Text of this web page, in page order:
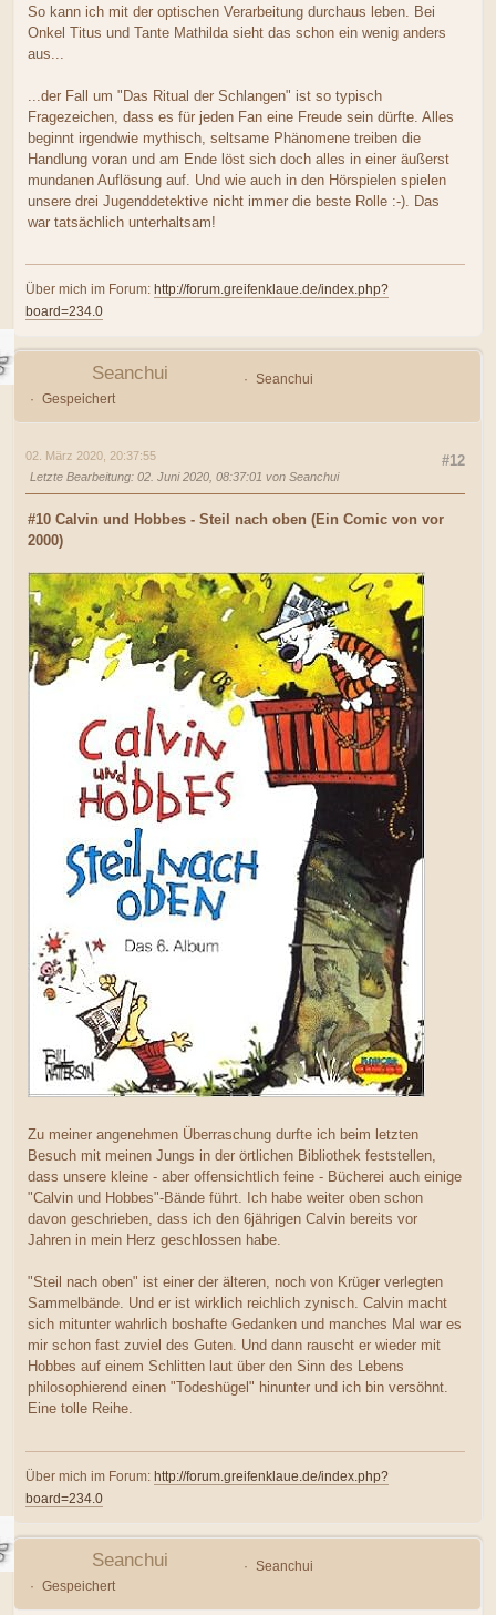
So kann ich mit der optischen Verarbeitung durchaus leben. Bei
Onkel Titus und Tante Mathilda sieht das schon ein wenig anders
aus...
...der Fall um "Das Ritual der Schlangen" ist so typisch
Fragezeichen, dass es für jeden Fan eine Freude sein dürfte. Alles
beginnt irgendwie mythisch, seltsame Phänomene treiben die
Handlung voran und am Ende löst sich doch alles in einer äußerst
mundanen Auflösung auf. Und wie auch in den Hörspielen spielen
unsere drei Jugenddetektive nicht immer die beste Rolle :-). Das
war tatsächlich unterhaltsam!
Über mich im Forum: http://forum.greifenklaue.de/index.php?
board=234.0
Seanchui
Seanchui
Gespeichert
#12
02. März 2020, 20:37:55
Letzte Bearbeitung: 02. Juni 2020, 08:37:01 von Seanchui
#10 Calvin und Hobbes - Steil nach oben (Ein Comic von vor
2000)
Zu meiner angenehmen Überraschung durfte ich beim letzten
Besuch mit meinen Jungs in der örtlichen Bibliothek feststellen,
dass unsere kleine - aber offensichtlich feine - Bücherei auch einige
"Calvin und Hobbes"-Bände führt. Ich habe weiter oben schon
davon geschrieben, dass ich den 6jährigen Calvin bereits vor
Jahren in mein Herz geschlossen habe.
"Steil nach oben" ist einer der älteren, noch von Krüger verlegten
Sammelbände. Und er ist wirklich reichlich zynisch. Calvin macht
sich mitunter wahrlich boshafte Gedanken und manches Mal war es
mir schon fast zuviel des Guten. Und dann rauscht er wieder mit
Hobbes auf einem Schlitten laut über den Sinn des Lebens
philosophierend einen "Todeshügel" hinunter und ich bin versöhnt.
Eine tolle Reihe.
Über mich im Forum: http://forum.greifenklaue.de/index.php?
board=234.0
Seanchui
Seanchui
Gespeichert